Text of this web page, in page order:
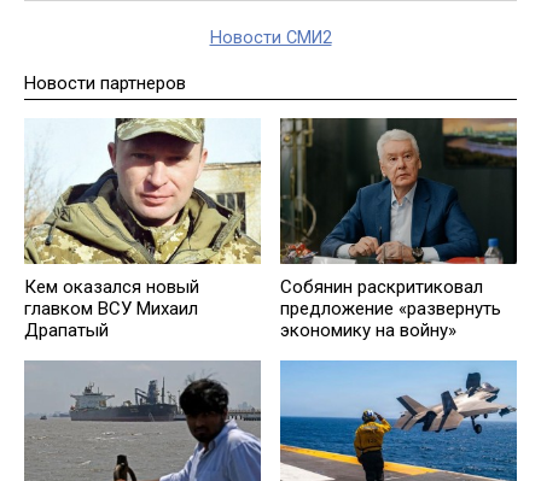
Новости СМИ2
Новости партнеров
Кем оказался новый
главком ВСУ Михаил
Драпатый
Собянин раскритиковал
предложение «развернуть
экономику на войну»